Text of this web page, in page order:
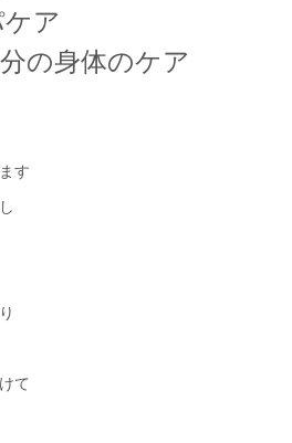
ア
身体のケア
す
て